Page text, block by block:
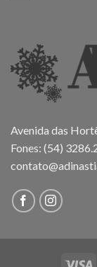
Avenida das
Fones: (54)